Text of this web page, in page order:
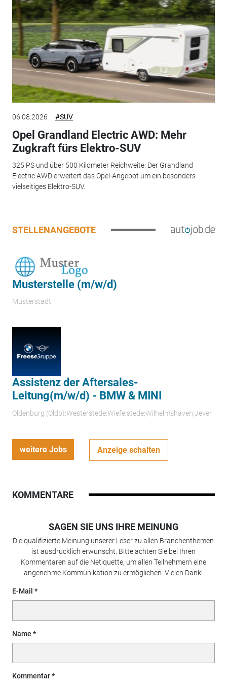
06.08.2026 #SUV
Opel Grandland Electric AWD: Mehr
Zugkraft fürs Elektro-SUV
325 PS und über 500 Kilometer Reichweite: Der Grandland
Electric AWD erweitert das Opel-Angebot um ein besonders
vielseitiges Elektro-SUV.
STELLENANGEBOTE
Musterstelle (m/w/d)
Musterstadt
Assistenz der Aftersales-
Leitung(m/w/d) - BMW & MINI
Oldenburg (Oldb);Westerstede;Wiefelstede;Wilhelmshaven;Jever
weitere Jobs Anzeige schalten
KOMMENTARE
SAGEN SIE UNS IHRE MEINUNG
Die qualifizierte Meinung unserer Leser zu allen Branchenthemen
ist ausdrücklich erwünscht. Bitte achten Sie bei Ihren
Kommentaren auf die Netiquette, um allen Teilnehmern eine
angenehme Kommunikation zu ermöglichen. Vielen Dank!
E-Mail
Name
Kommentar